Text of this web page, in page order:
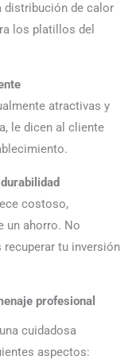
distribución de calor
los platillos del
atractivas y
le dicen al cliente
costoso,
un ahorro. No
tu inversión
profesional
cuidadosa
aspectos: